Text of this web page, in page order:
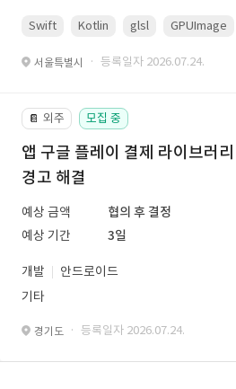
Swift Kotlin glsl GPUImage
서울특별시 · 등록일자 2026.07.24.
📔 외주 모집 중
앱 구글 플레이 결제 라이브러
경고 해결
예상 금액
협의 후 결정
예상 기간
3일
개발
안드로이드
기타
경기도 · 등록일자 2026.07.24.